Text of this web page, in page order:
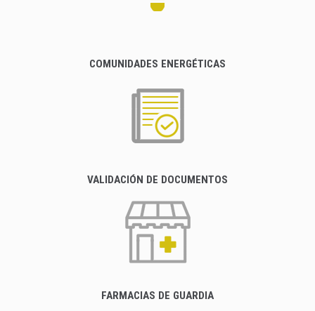
COMUNIDADES ENERGÉTICAS
VALIDACIÓN DE DOCUMENTOS
FARMACIAS DE GUARDIA